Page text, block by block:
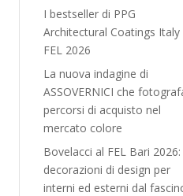
I bestseller di PPG
Architectural Coatings Italy
FEL 2026
La nuova indagine di
ASSOVERNICI che
percorsi di acquisto nel
mercato colore
Bovelacci al FEL Bari 2026:
decorazioni di design per
interni ed esterni dal